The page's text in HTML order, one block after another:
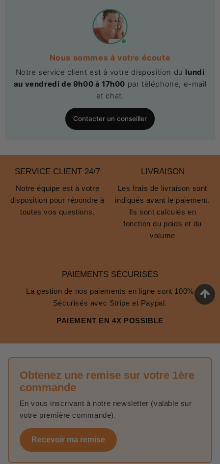
Nous sommes à votre écoute
Notre service client est à votre disposition du lundi
au vendredi de 9h00 à 17h00 par téléphone, e-mail
et chat.
Contacter un conseiller
SERVICE CLIENT 24/7
Notre équipe est à votre
disposition pour répondre à
toutes vos questions.
LIVRAISON
Les frais de livraison sont
indiqués avant le paiement.
Ils sont calculés en
fonction du poids et du
volume
PAIEMENTS SÉCURISÉS
La gestion de nos paiements en ligne sont 100%
Sécurisés avec Stripe et Paypal.
PAIEMENT EN 4X POSSIBLE
Obtenez une remise sur votre 1ère
commande
En vous inscrivant à notre newsletter (valable sur
votre première commande).
Recevoir ma remise